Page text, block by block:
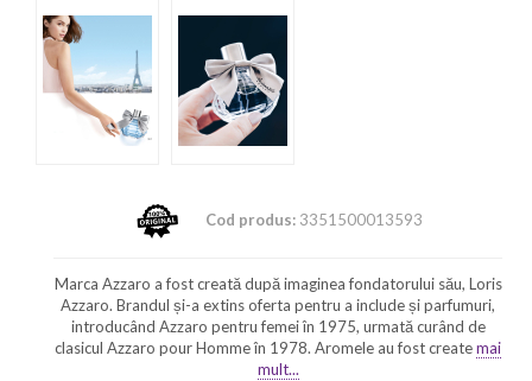
Cod produs:3351500013593
Marca Azzaro a fost creată după imaginea fondatorului său, Loris
Azzaro. Brandul și-a extins oferta pentru a include și parfumuri,
introducând Azzaro pentru femei în 1975, urmată curând de
clasicul Azzaro pour Homme în 1978. Aromele au fost createmai
mult...